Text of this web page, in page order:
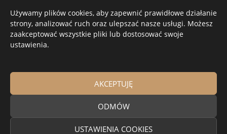
Używamy plików cookies, aby zapewnić prawidłowe działanie
strony, analizować ruch oraz ulepszać nasze usługi. Możesz
zaakceptować wszystkie pliki lub dostosować swoje
ustawienia.
AKCEPTUJĘ
ODMÓW
USTAWIENIA COOKIES
Zadzwoń teraz
Drewniane okna i drzwi na wymiar – producent stolarki
drewnianej Knapstol